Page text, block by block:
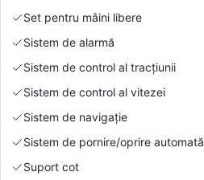
Set pentru mâini libere
Sistem de alarmă
Sistem de control al tracțiunii
Sistem de control al vitezei
Sistem de navigație
Sistem de pornire/oprire automată
Suport cot